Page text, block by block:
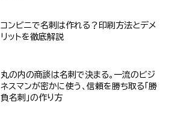
コンビニで名刺は作れる？印刷方法とデメ
リットを徹底解説
丸の内の商談は名刺で決まる。一流のビジ
ネスマンが密かに使う、信頼を勝ち取る「勝
負名刺」の作り方